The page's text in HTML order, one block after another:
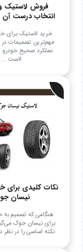
فروش لاستیک
انتخاب درست آن
خرید لاستیک برای
مهم‌ترین تصمیمات
عملکرد صحیح
لاست ...
نکات کلیدی برای
نیسان
هنگامی که تصمیم به
برای نیسان جوک
نکته اساسی را در